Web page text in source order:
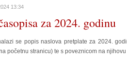
13:34
za 2024. godinu
se popis naslova pretplate za 2024.
početnu stranicu) te s poveznicom na